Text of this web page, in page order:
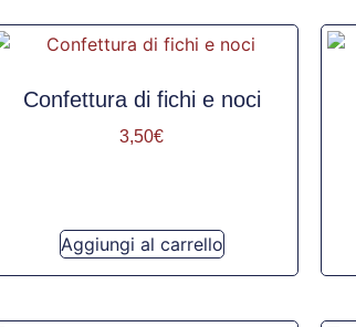
Confettura di fichi e noci
3,50€
Aggiungi al carrello